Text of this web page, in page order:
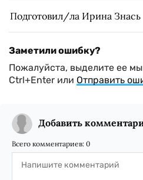
Подготовил/ла Ирина Знась
Заметили ошибку?
Пожалуйста, выделите ее
Ctrl+Enter или Отправить
Добавить
Всего комментариев: 0